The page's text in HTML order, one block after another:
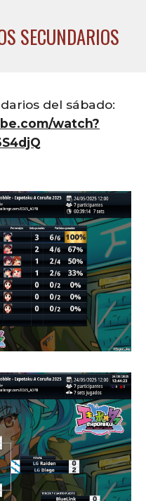
SECUNDARIOS
del sábado:
watch?